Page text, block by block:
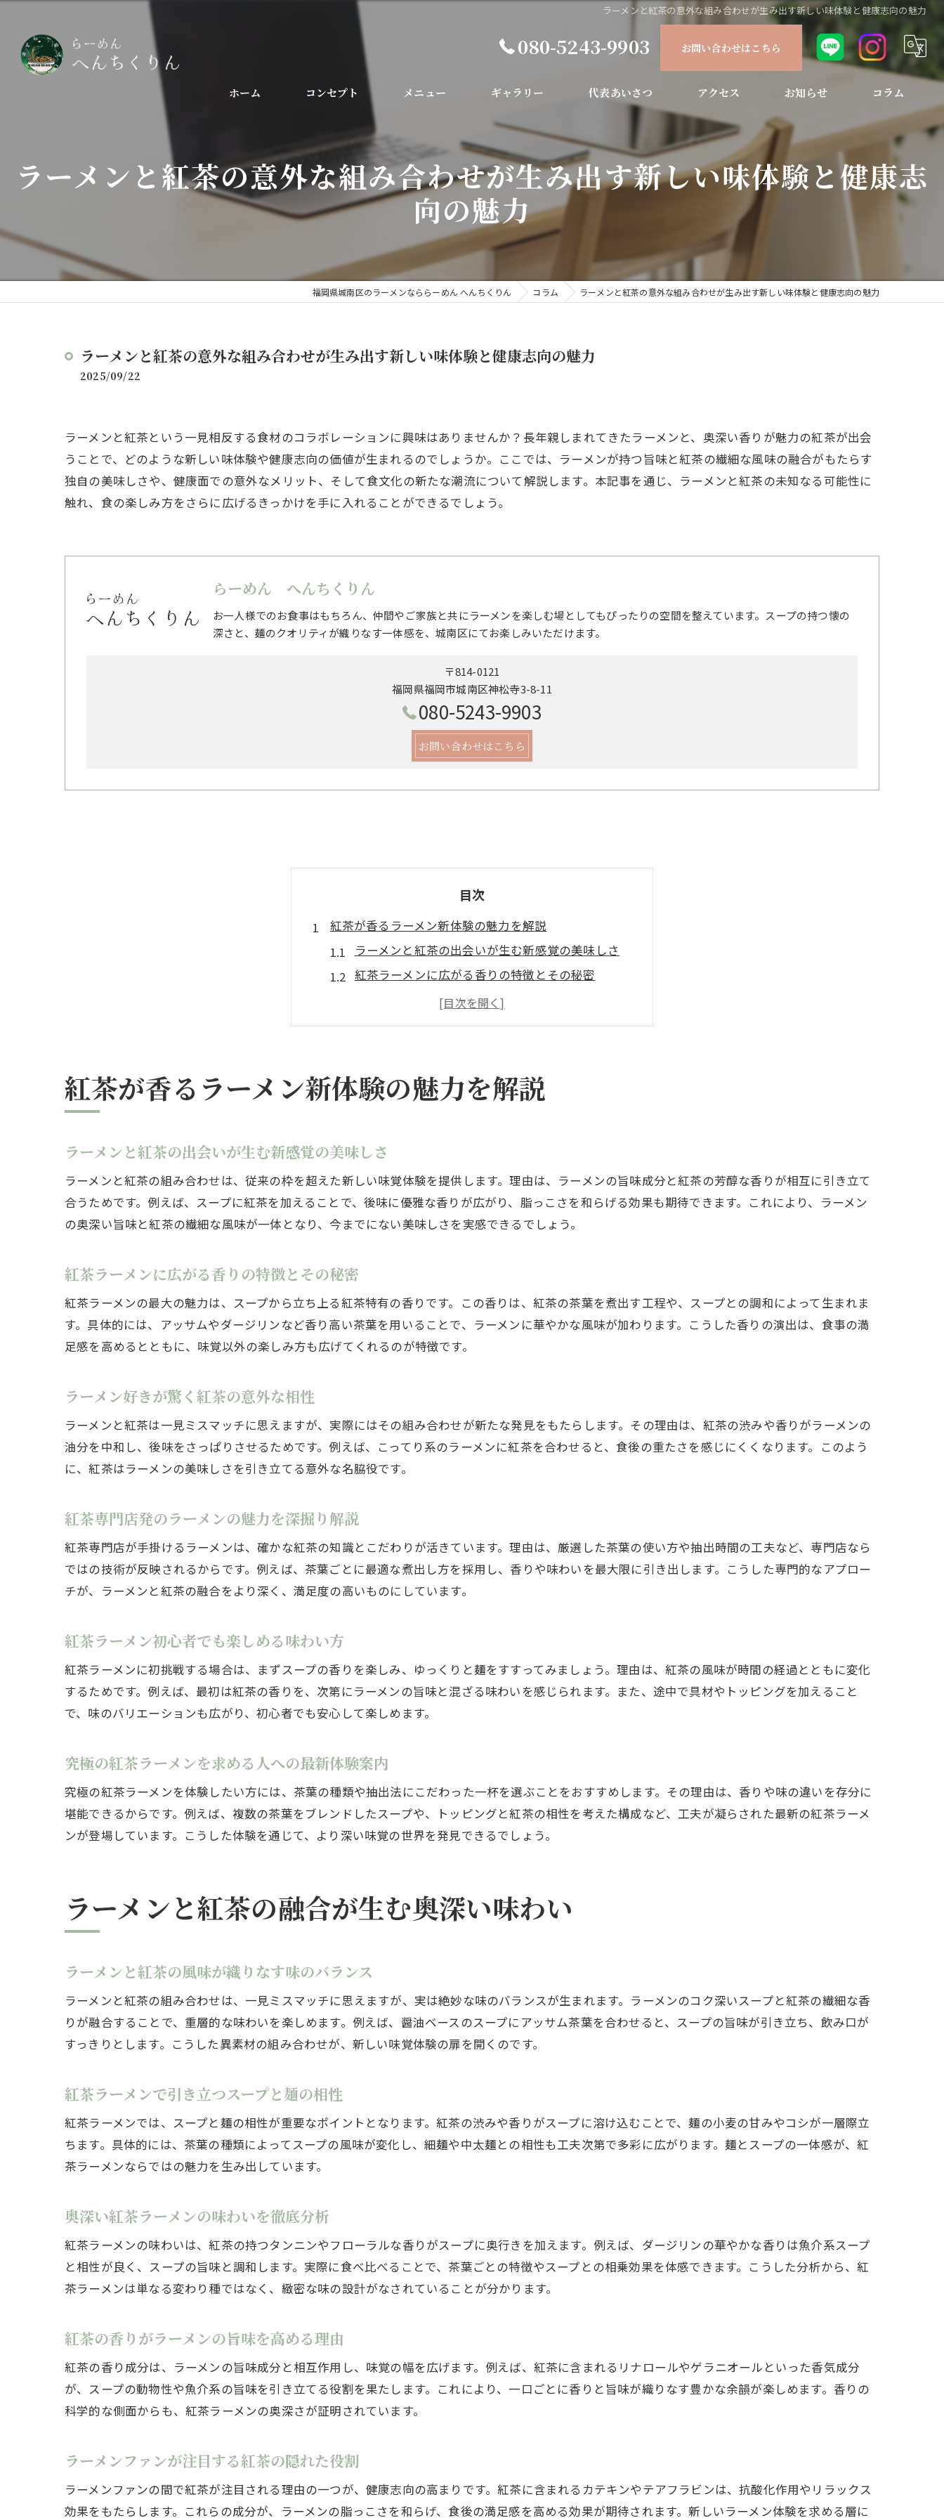
ラーメンと紅茶の意外な組み合わせが生み出す新しい味体験と健康志向の魅力
080-5243-9903 お問い合わせはこちら
ホーム コンセプト メニュー ギャラリー 代表あいさつ アクセス お知らせ コラム
ラーメンと紅茶の意外な組み合わせが生み出す新しい味体験と健康志
向の魅力
福岡県城南区のラーメンなららーめん へんちくりん コラム ラーメンと紅茶の意外な組み合わせが生み出す新しい味体験と健康志向の魅力
ラーメンと紅茶の意外な組み合わせが生み出す新しい味体験と健康志向の魅力
2025/09/22
ラーメンと紅茶という一見相反する食材のコラボレーションに興味はありませんか？長年親しまれてきたラーメンと、奥深い香りが魅力の紅茶が出会
うことで、どのような新しい味体験や健康志向の価値が生まれるのでしょうか。ここでは、ラーメンが持つ旨味と紅茶の繊細な風味の融合がもたらす
独自の美味しさや、健康面での意外なメリット、そして食文化の新たな潮流について解説します。本記事を通じ、ラーメンと紅茶の未知なる可能性に
触れ、食の楽しみ方をさらに広げるきっかけを手に入れることができるでしょう。
らーめん へんちくりん
お一人様でのお食事はもちろん、仲間やご家族と共にラーメンを楽しむ場としてもぴったりの空間を整えています。スープの持つ懐の
深さと、麺のクオリティが織りなす一体感を、城南区にてお楽しみいただけます。
〒814-0121
福岡県福岡市城南区神松寺3-8-11
080-5243-9903
お問い合わせはこちら
目次
紅茶が香るラーメン新体験の魅力を解説
ラーメンと紅茶の出会いが生む新感覚の美味しさ
紅茶ラーメンに広がる香りの特徴とその秘密
ラーメン好きが驚く紅茶の意外な相性
紅茶専門店発のラーメンの魅力を深掘り解説
究極の紅茶ラーメンを求める人への最新体験案内
ラーメンと紅茶の融合が生む奥深い味わい
紅茶ラーメンで引き立つスープと麺の相性
奥深い紅茶ラーメンの味わいを徹底分析
紅茶の香りがラーメンの旨味を高める理由
ラーメンファンが注目する紅茶の隠れた役割
健康志向なら紅茶入りラーメンに注目
ラーメンに紅茶を加える健康的な理由とは
紅茶ラーメンで叶えるヘルシーな食生活
健康志向の人が選ぶラーメンの新定番
紅茶入りラーメンの健康効果を科学的に検証
ラーメン好きが語る紅茶との相性の秘密
ラーメン愛好家が絶賛する紅茶の魅力とは
口コミで話題の紅茶ラーメン体験談
紅茶がラーメンを一層引き立てる理由
ラーメン好きの間で広がる紅茶の評判
ラーメンと紅茶の組み合わせの裏話紹介
ラーメンを食べながら健康を意識するコツ
紅茶ラーメンで摂れる栄養素とその利点
健康志向に最適なラーメンの選び方
ラーメン好きのための健康サポート情報
究極の紅茶ラーメンを楽しむためのコツ
ラーメンと紅茶の最高の組み合わせ方
紅茶ラーメンの美味しさを引き出す食べ方
新感覚ラーメン体験を楽しむための工夫
紅茶専門店が提案する新しいラーメン体験
ラーメンと紅茶の専門性が融合した魅力
紅茶専門店発ラーメンのこだわりを紹介
新たな食文化として広がる紅茶ラーメン体験
ラーメンと紅茶が切り拓く食文化の未来
紅茶ラーメンが食文化を変える可能性
新たな食の楽しみを提案する紅茶ラーメン
紅茶が香るラーメン新体験の魅力を解説
ラーメンと紅茶の出会いが生む新感覚の美味しさ
ラーメンと紅茶の組み合わせは、従来の枠を超えた新しい味覚体験を提供します。理由は、ラーメンの旨味成分と紅茶の芳醇な香りが相互に引き立て
合うためです。例えば、スープに紅茶を加えることで、後味に優雅な香りが広がり、脂っこさを和らげる効果も期待できます。これにより、ラーメン
の奥深い旨味と紅茶の繊細な風味が一体となり、今までにない美味しさを実感できるでしょう。
紅茶ラーメンに広がる香りの特徴とその秘密
紅茶ラーメンの最大の魅力は、スープから立ち上る紅茶特有の香りです。この香りは、紅茶の茶葉を煮出す工程や、スープとの調和によって生まれま
す。具体的には、アッサムやダージリンなど香り高い茶葉を用いることで、ラーメンに華やかな風味が加わります。こうした香りの演出は、食事の満
足感を高めるとともに、味覚以外の楽しみ方も広げてくれるのが特徴です。
ラーメン好きが驚く紅茶の意外な相性
ラーメンと紅茶は一見ミスマッチに思えますが、実際にはその組み合わせが新たな発見をもたらします。その理由は、紅茶の渋みや香りがラーメンの
油分を中和し、後味をさっぱりさせるためです。例えば、こってり系のラーメンに紅茶を合わせると、食後の重たさを感じにくくなります。このよう
に、紅茶はラーメンの美味しさを引き立てる意外な名脇役です。
紅茶専門店発のラーメンの魅力を深掘り解説
紅茶専門店が手掛けるラーメンは、確かな紅茶の知識とこだわりが活きています。理由は、厳選した茶葉の使い方や抽出時間の工夫など、専門店なら
ではの技術が反映されるからです。例えば、茶葉ごとに最適な煮出し方を採用し、香りや味わいを最大限に引き出します。こうした専門的なアプロー
チが、ラーメンと紅茶の融合をより深く、満足度の高いものにしています。
紅茶ラーメン初心者でも楽しめる味わい方
紅茶ラーメンに初挑戦する場合は、まずスープの香りを楽しみ、ゆっくりと麺をすすってみましょう。理由は、紅茶の風味が時間の経過とともに変化
するためです。例えば、最初は紅茶の香りを、次第にラーメンの旨味と混ざる味わいを感じられます。また、途中で具材やトッピングを加えること
で、味のバリエーションも広がり、初心者でも安心して楽しめます。
究極の紅茶ラーメンを求める人への最新体験案内
究極の紅茶ラーメンを体験したい方には、茶葉の種類や抽出法にこだわった一杯を選ぶことをおすすめします。その理由は、香りや味の違いを存分に
堪能できるからです。例えば、複数の茶葉をブレンドしたスープや、トッピングと紅茶の相性を考えた構成など、工夫が凝らされた最新の紅茶ラーメ
ンが登場しています。こうした体験を通じて、より深い味覚の世界を発見できるでしょう。
ラーメンと紅茶の融合が生む奥深い味わい
ラーメンと紅茶の風味が織りなす味のバランス
ラーメンと紅茶の組み合わせは、一見ミスマッチに思えますが、実は絶妙な味のバランスが生まれます。ラーメンのコク深いスープと紅茶の繊細な香
りが融合することで、重層的な味わいを楽しめます。例えば、醤油ベースのスープにアッサム茶葉を合わせると、スープの旨味が引き立ち、飲み口が
すっきりとします。こうした異素材の組み合わせが、新しい味覚体験の扉を開くのです。
紅茶ラーメンで引き立つスープと麺の相性
紅茶ラーメンでは、スープと麺の相性が重要なポイントとなります。紅茶の渋みや香りがスープに溶け込むことで、麺の小麦の甘みやコシが一層際立
ちます。具体的には、茶葉の種類によってスープの風味が変化し、細麺や中太麺との相性も工夫次第で多彩に広がります。麺とスープの一体感が、紅
茶ラーメンならではの魅力を生み出しています。
奥深い紅茶ラーメンの味わいを徹底分析
紅茶ラーメンの味わいは、紅茶の持つタンニンやフローラルな香りがスープに奥行きを加えます。例えば、ダージリンの華やかな香りは魚介系スープ
と相性が良く、スープの旨味と調和します。実際に食べ比べることで、茶葉ごとの特徴やスープとの相乗効果を体感できます。こうした分析から、紅
茶ラーメンは単なる変わり種ではなく、緻密な味の設計がなされていることが分かります。
紅茶の香りがラーメンの旨味を高める理由
紅茶の香り成分は、ラーメンの旨味成分と相互作用し、味覚の幅を広げます。例えば、紅茶に含まれるリナロールやゲラニオールといった香気成分
が、スープの動物性や魚介系の旨味を引き立てる役割を果たします。これにより、一口ごとに香りと旨味が織りなす豊かな余韻が楽しめます。香りの
科学的な側面からも、紅茶ラーメンの奥深さが証明されています。
ラーメンファンが注目する紅茶の隠れた役割
ラーメンファンの間で紅茶が注目される理由の一つが、健康志向の高まりです。紅茶に含まれるカテキンやテアフラビンは、抗酸化作用やリラックス
効果をもたらします。これらの成分が、ラーメンの脂っこさを和らげ、食後の満足感を高める効果が期待されます。新しいラーメン体験を求める層に